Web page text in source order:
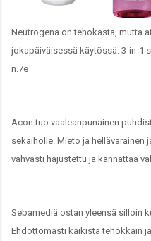
Neutrogena on tehokasta, mutta
jokapäiväisessä käytössä. 3-in-1
n.7e
Acon tuo vaaleanpunainen
sekaiholle. Mieto ja hellävarainen
vahvasti hajustettu ja kannattaa
Sebamediä ostan yleensä silloin
Ehdottomasti kaikista tehokkain